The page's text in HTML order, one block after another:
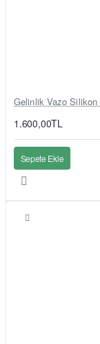
Gelinlik Vazo Silikon
1.600,00TL
Sepete Ekle